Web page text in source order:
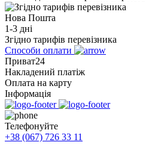
Нова Пошта
1-3 дні
Згідно тарифів перевізника
Способи оплати
Приват24
Накладений платіж
Оплата на карту
Інформація
Телефонуйте
+38 (067) 726 33 11